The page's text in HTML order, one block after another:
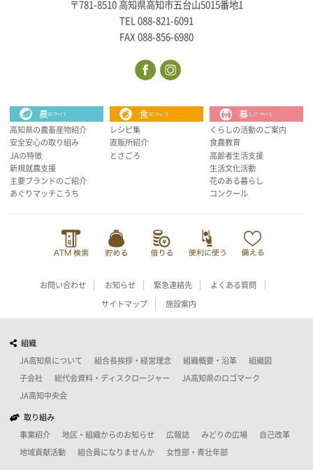
〒781-8510 高知県高知市五台山5015番地1
TEL 088-821-6091
FAX 088-856-6980
高知県の農畜産物紹介
安全安心の取り組み
JAの特徴
新規就農支援
主要ブランドのご紹介
あぐりマッチこうち
レシピ集
直販所紹介
とさごろ
くらしの活動のご案内
食農教育
高齢者生活支援
生活文化活動
花のある暮らし
コンクール
お問い合わせ お知らせ 緊急連絡先 よくある質問
サイトマップ 施設案内
組織
JA高知県について 組合長挨拶・経営理念 組織概要・沿革 組織図
子会社 総代会資料・ディスクロージャー JA高知県のロゴマーク
JA高知中央会
取り組み
事業紹介 地区・組織からのお知らせ 広報誌 みどりの広場 自己改革
地域貢献活動 組合員になりませんか 女性部・青壮年部